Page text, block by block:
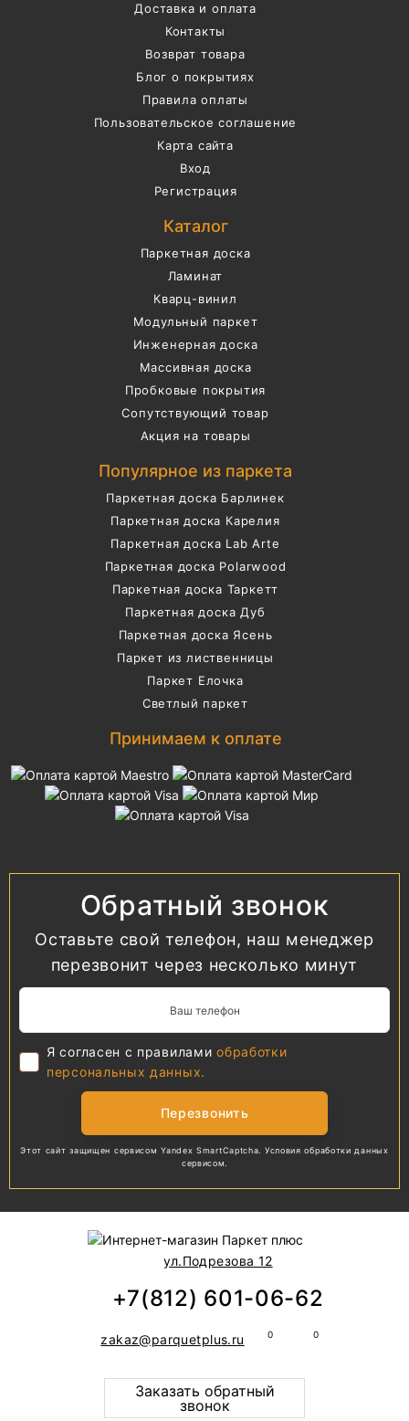
Доставка и оплата
Контакты
Возврат товара
Блог о покрытиях
Правила оплаты
Пользовательское соглашение
Карта сайта
Вход
Регистрация
Каталог
Паркетная доска
Ламинат
Кварц-винил
Модульный паркет
Инженерная доска
Массивная доска
Пробковые покрытия
Сопутствующий товар
Акция на товары
Популярное из паркета
Паркетная доска Барлинек
Паркетная доска Карелия
Паркетная доска Lab Arte
Паркетная доска Polarwood
Паркетная доска Таркетт
Паркетная доска Дуб
Паркетная доска Ясень
Паркет из лиственницы
Паркет Елочка
Светлый паркет
Принимаем к оплате
Обратный звонок
Оставьте свой телефон, наш менеджер
перезвонит через несколько минут
Я согласен с правиламиобработки
персональных данных.
Перезвонить
Этот сайт защищен сервисом Yandex SmartCaptcha. Условия обработки данных
сервисом.
ул.Подрезова 12
+7(812) 601-06-62
zakaz@parquetplus.ru
Заказать обратный
звонок